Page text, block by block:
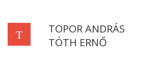
T
TOPOR ANDRÁS
TÓTH ERNŐ